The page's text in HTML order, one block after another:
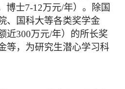
博士7-12万元/年）。除国
、国科大等各类奖学金
近300万元/年）的所长奖
等，为研究生潜心学习科